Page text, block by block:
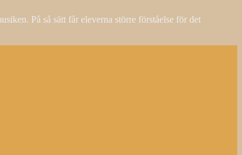
På så sätt får eleverna större förståelse för det